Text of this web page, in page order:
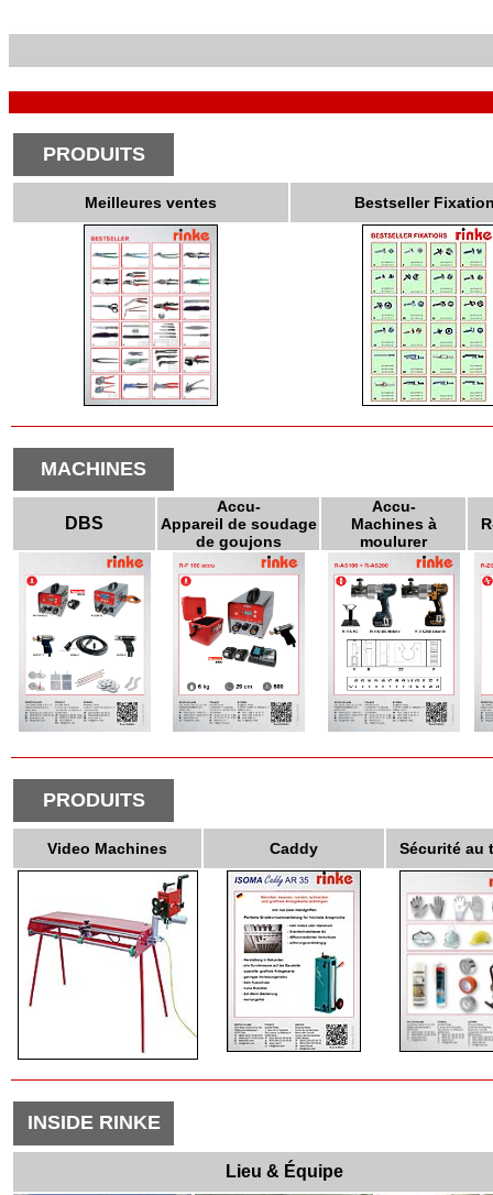
PRODUITS
Meilleures ventes Bestseller
MACHINES
DBS
Accu-
Appareil de soudage
de goujons
Accu-
Machines à
moulurer
PRODUITS
Video Machines Caddy Sécurité au
INSIDE RINKE
Lieu & Équipe